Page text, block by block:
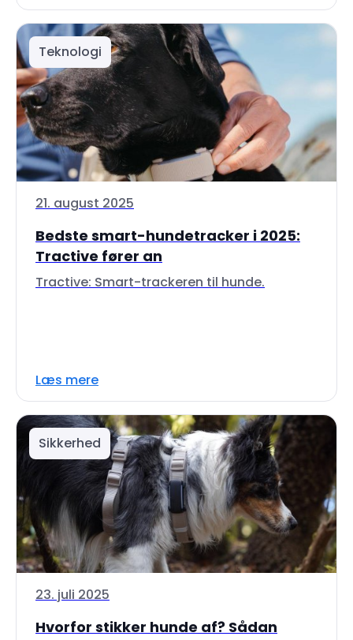
Teknologi
21. august 2025
Bedste smart-hundetracker i 2025:
Tractive fører an
Tractive: Smart-trackeren til hunde.
Læs mere
Sikkerhed
23. juli 2025
Hvorfor stikker hunde af? Sådan